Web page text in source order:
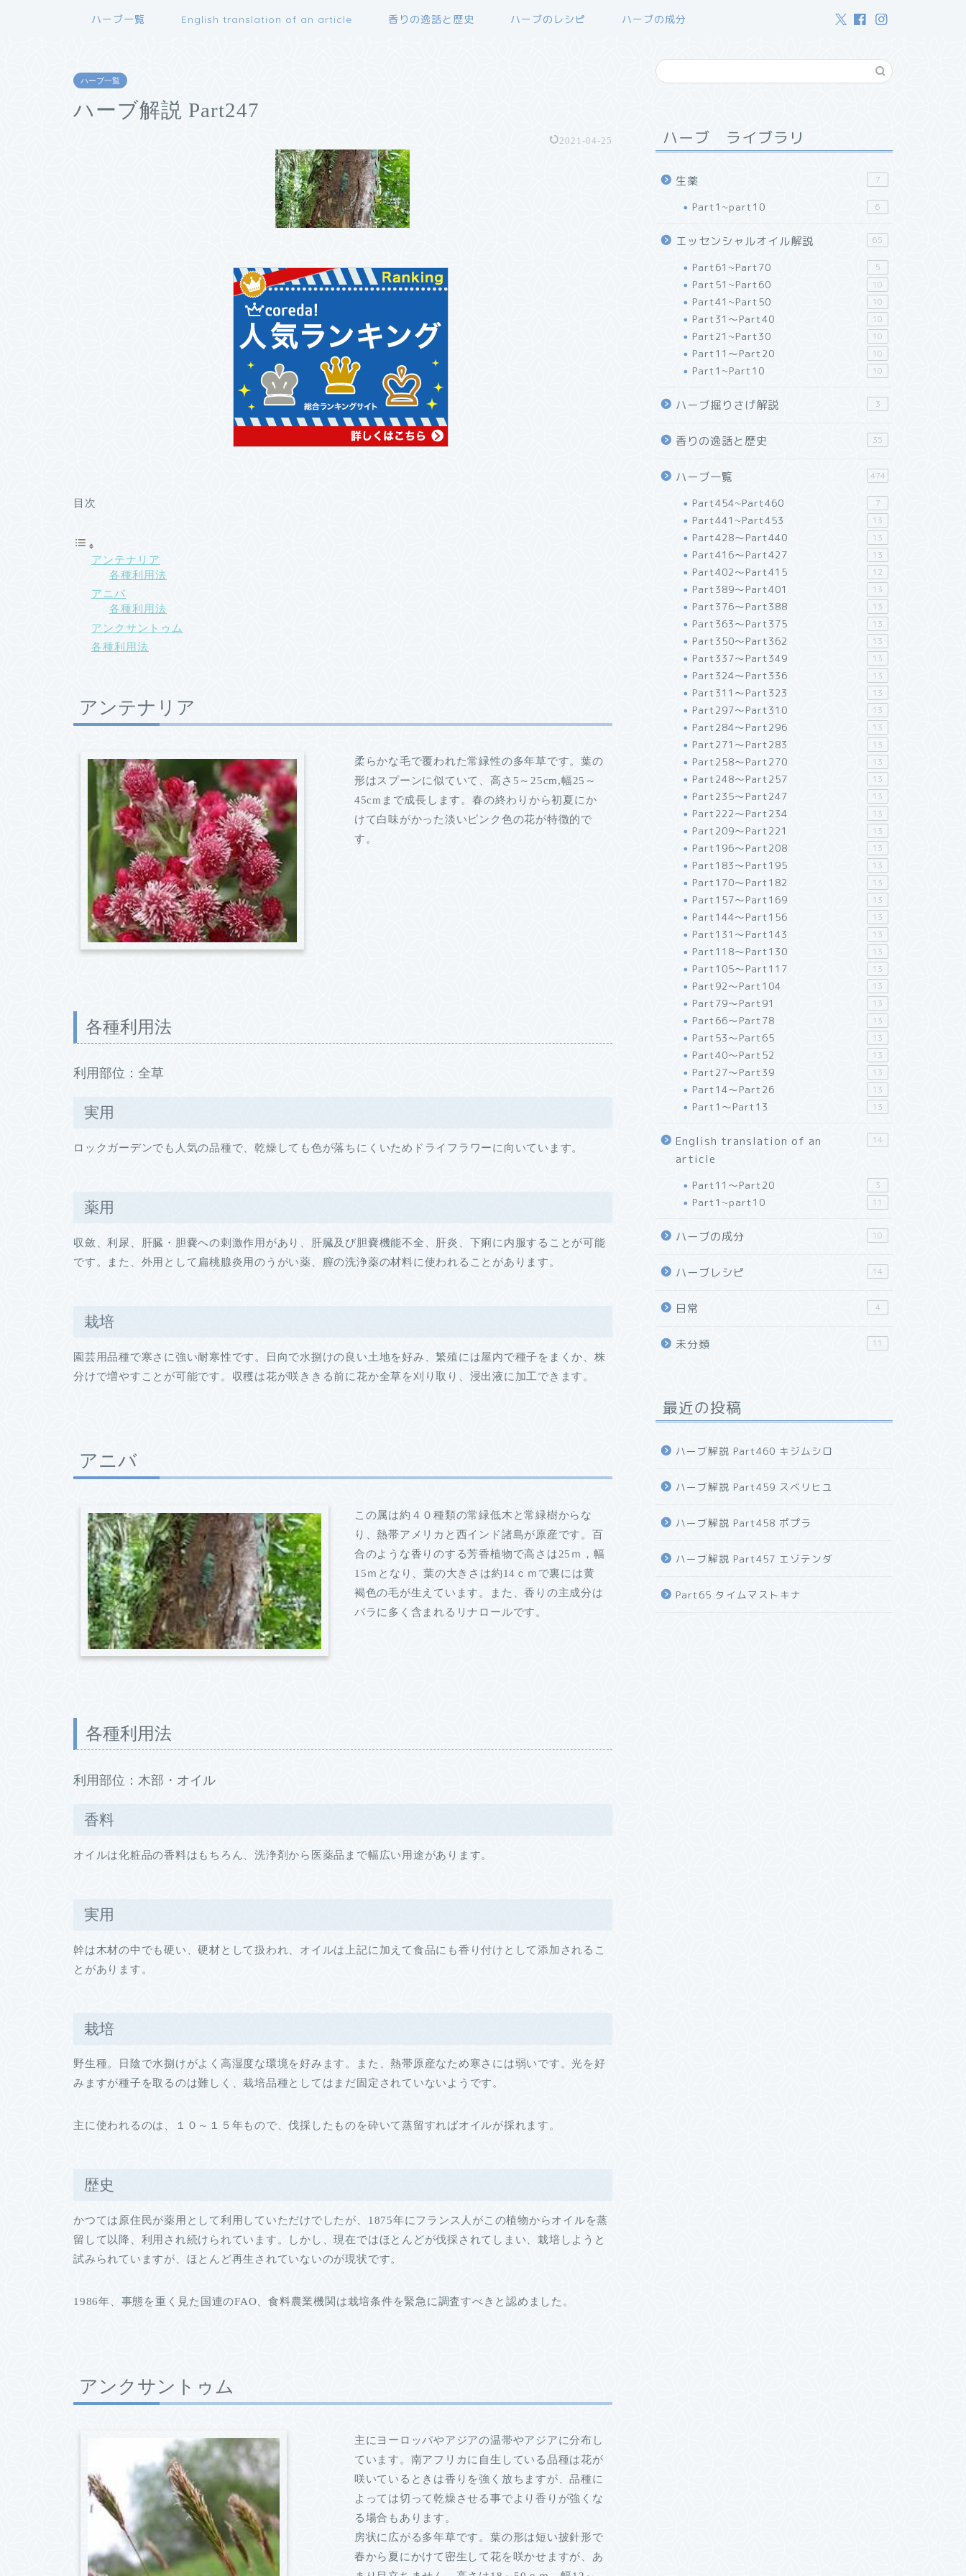
ハーブ一覧 English translation of an article 香りの逸話と歴史 ハーブのレシピ ハーブの成分
ハーブ一覧
ハーブ解説 Part247
2021-04-25
目次
アンテナリア
各種利用法
アニバ
各種利用法
アンクサントゥム
各種利用法
アンテナリア
柔らかな毛で覆われた常緑性の多年草です。葉の
形はスプーンに似ていて、高さ5～25cm,幅25～
45cmまで成長します。春の終わりから初夏にか
けて白味がかった淡いピンク色の花が特徴的で
す。
各種利用法
利用部位：全草
実用
ロックガーデンでも人気の品種で、乾燥しても色が落ちにくいためドライフラワーに向いています。
薬用
収斂、利尿、肝臓・胆嚢への刺激作用があり、肝臓及び胆嚢機能不全、肝炎、下痢に内服することが可能
です。また、外用として扁桃腺炎用のうがい薬、膣の洗浄薬の材料に使われることがあります。
栽培
園芸用品種で寒さに強い耐寒性です。日向で水捌けの良い土地を好み、繁殖には屋内で種子をまくか、株
分けで増やすことが可能です。収穫は花が咲ききる前に花か全草を刈り取り、浸出液に加工できます。
アニバ
この属は約４０種類の常緑低木と常緑樹からな
り、熱帯アメリカと西インド諸島が原産です。百
合のような香りのする芳香植物で高さは25ｍ，幅
15ｍとなり、葉の大きさは約14ｃｍで裏には黄
褐色の毛が生えています。また、香りの主成分は
バラに多く含まれるリナロールです。
各種利用法
利用部位：木部・オイル
香料
オイルは化粧品の香料はもちろん、洗浄剤から医薬品まで幅広い用途があります。
実用
幹は木材の中でも硬い、硬材として扱われ、オイルは上記に加えて食品にも香り付けとして添加されるこ
とがあります。
栽培
野生種。日陰で水捌けがよく高湿度な環境を好みます。また、熱帯原産なため寒さには弱いです。光を好
みますが種子を取るのは難しく、栽培品種としてはまだ固定されていないようです。
主に使われるのは、１０～１５年もので、伐採したものを砕いて蒸留すればオイルが採れます。
歴史
かつては原住民が薬用として利用していただけでしたが、1875年にフランス人がこの植物からオイルを蒸
留して以降、利用され続けられています。しかし、現在ではほとんどが伐採されてしまい、栽培しようと
試みられていますが、ほとんど再生されていないのが現状です。
1986年、事態を重く見た国連のFAO、食料農業機関は栽培条件を緊急に調査すべきと認めました。
アンクサントゥム
主にヨーロッパやアジアの温帯やアジアに分布し
ています。南アフリカに自生している品種は花が
咲いているときは香りを強く放ちますが、品種に
よっては切って乾燥させる事でより香りが強くな
る場合もあります。
房状に広がる多年草です。葉の形は短い披針形で
春から夏にかけて密生して花を咲かせますが、あ
ハーブ ライブラリ
生薬 7
Part1~part10 6
エッセンシャルオイル解説 65
Part61~Part70 5
Part51~Part60 10
Part41~Part50 10
Part31～Part40 10
Part21~Part30 10
Part11～Part20 10
Part1~Part10 10
ハーブ掘りさげ解説 3
香りの逸話と歴史 35
ハーブ一覧 474
Part454~Part460 7
Part441~Part453 13
Part428～Part440 13
Part416～Part427 13
Part402～Part415 12
Part389～Part401 13
Part376～Part388 13
Part363～Part375 13
Part350～Part362 13
Part337～Part349 13
Part324～Part336 13
Part311～Part323 13
Part297～Part310 13
Part284～Part296 13
Part271～Part283 13
Part258～Part270 13
Part248～Part257 13
Part235～Part247 13
Part222～Part234 13
Part209～Part221 13
Part196～Part208 13
Part183～Part195 13
Part170～Part182 13
Part157～Part169 13
Part144～Part156 13
Part131～Part143 13
Part118～Part130 13
Part105～Part117 13
Part92～Part104 13
Part79～Part91 13
Part66～Part78 13
Part53～Part65 13
Part40～Part52 13
Part27～Part39 13
Part14～Part26 13
Part1～Part13 13
English translation of an
article
14
Part11～Part20 3
Part1~part10 11
ハーブの成分 10
ハーブレシピ 14
日常 4
未分類 11
最近の投稿
ハーブ解説 Part460 キジムシロ
ハーブ解説 Part459 スベリヒユ
ハーブ解説 Part458 ポプラ
ハーブ解説 Part457 エゾテンダ
Part65 タイムマストキナ